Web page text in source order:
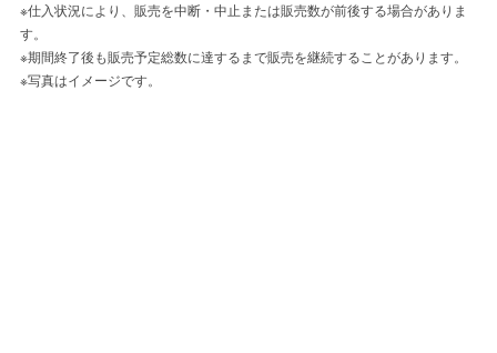
※仕入状況により、販売を中断・中止または販売数が前後する場合がありま
す。
※期間終了後も販売予定総数に達するまで販売を継続することがあります。
※写真はイメージです。